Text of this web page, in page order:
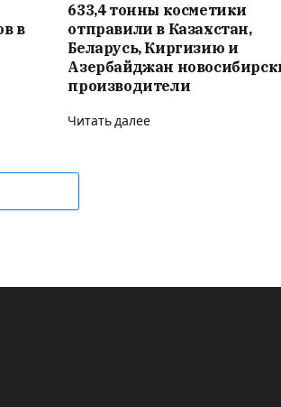
в
633,4 тонны косметики
отправили в Казахстан,
Беларусь, Киргизию и
Азербайджан
производители
Читать далее